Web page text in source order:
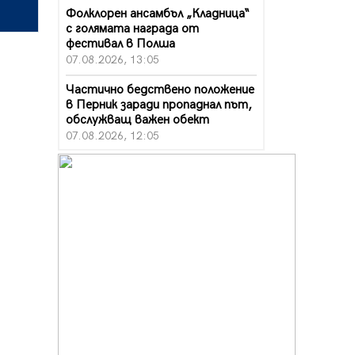
Фолклорен ансамбъл „Кладница“
с голямата награда от
фестивал в Полша
07.08.2026, 13:05
Частично бедствено положение
в Перник заради пропаднал път,
обслужващ важен обект
07.08.2026, 12:05
Да отговорим на жегите с филм